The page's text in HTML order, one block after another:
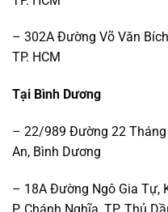
– 302A Đường Võ Văn
TP. HCM
Tại Bình Dương
– 22/989 Đường 22 Tháng
An, Bình Dương
– 18A Đường Ngô Gia Tự,
P. Chánh Nghĩa, TP. Thủ